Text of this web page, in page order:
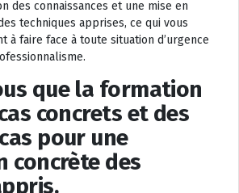
des connaissances et une mise en
techniques apprises, ce qui vous
à faire face à toute situation d’urgence
que la formation
concrets et des
pour une
concrète des